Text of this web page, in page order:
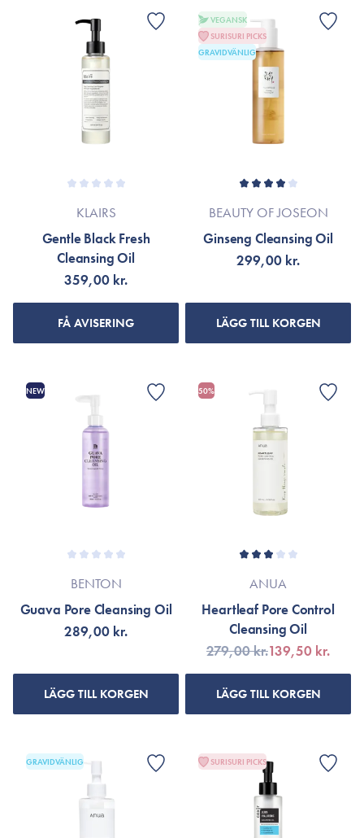
KLAIRS
Gentle Black Fresh
Cleansing Oil
359,00 kr.
FÅ AVISERING
VEGANSK
SURISURI PICKS
GRAVIDVÄNLIG
BEAUTY OF JOSEON
Ginseng Cleansing Oil
299,00 kr.
LÄGG TILL KORGEN
NEW
BENTON
Guava Pore Cleansing Oil
289,00 kr.
LÄGG TILL KORGEN
50%
ANUA
Heartleaf Pore Control
Cleansing Oil
279,00 kr.139,50 kr.
LÄGG TILL KORGEN
GRAVIDVÄNLIG SURISURI PICKS